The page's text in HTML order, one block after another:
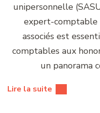
unipersonnelle
expert-
associés est
comptables aux
un panorama
Lire la suite